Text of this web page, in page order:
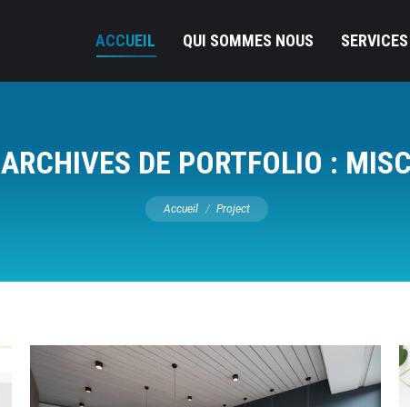
ACCUEIL QUI SOMMES NOUS SERVICES
ARCHIVES DE PORTFOLIO : MISC
Vous êtes ici :
Accueil Project